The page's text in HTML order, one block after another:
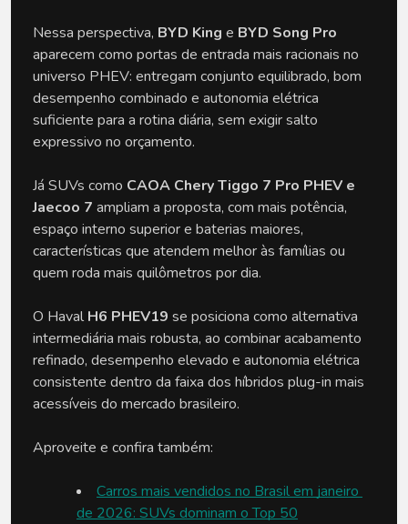
Nessa perspectiva, BYD King e BYD Song Pro
aparecem como portas de entrada mais racionais no
universo PHEV: entregam conjunto equilibrado, bom
desempenho combinado e autonomia elétrica
suficiente para a rotina diária, sem exigir salto
expressivo no orçamento.
Já SUVs como CAOA Chery Tiggo 7 Pro PHEV e
Jaecoo 7 ampliam a proposta, com mais potência,
espaço interno superior e baterias maiores,
características que atendem melhor às famílias ou
quem roda mais quilômetros por dia.
O Haval H6 PHEV19 se posiciona como alternativa
intermediária mais robusta, ao combinar acabamento
refinado, desempenho elevado e autonomia elétrica
consistente dentro da faixa dos híbridos plug-in mais
acessíveis do mercado brasileiro.
Aproveite e confira também:
Carros mais vendidos no Brasil em janeiro
de 2026: SUVs dominam o Top 50